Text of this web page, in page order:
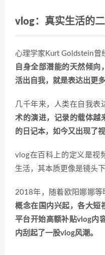
vlog： 真实生活的
心理学家Kurt Goldstein曾
自身全部潜能的天然倾
活出自我，就是表达出更
几千年来，人类在自我表
术的演进，记录的载体越
的日记本，如今又出现了
vlog在百科上的定义是视
生活，其本质更像是镜头
2018年，随着欧阳娜娜等
概念在国内兴起，各大短
平台开始高额补贴vlog内
内刮起了一股vlog风潮。